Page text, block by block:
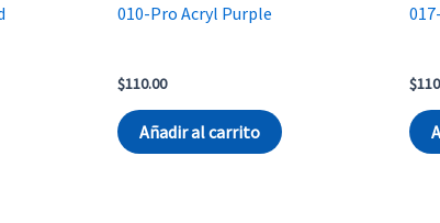
010-Pro Acryl Purple
$110.00
Añadir al carrito
$